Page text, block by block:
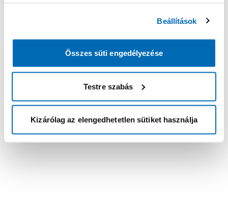
Beállítások
Összes süti engedélyezése
Testre szabás
Kizárólag az elengedhetetlen sütiket használja